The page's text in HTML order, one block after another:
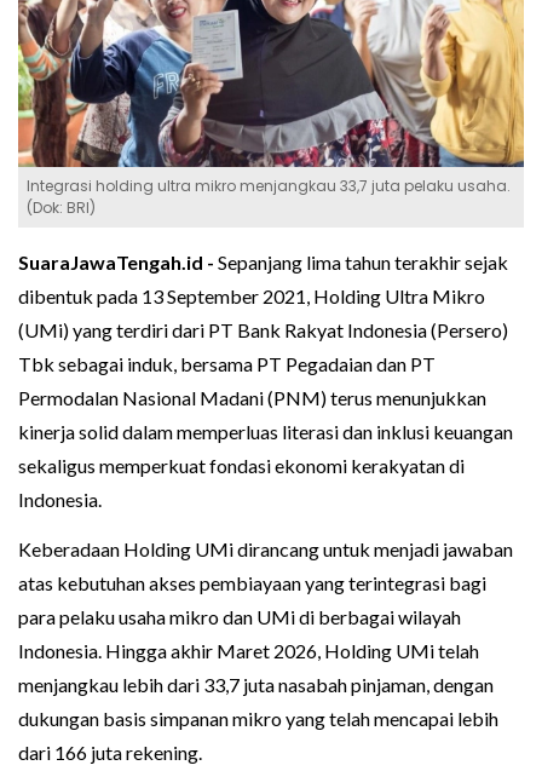
Integrasi holding ultra mikro menjangkau 33,7 juta pelaku usaha.
(Dok: BRI)
SuaraJawaTengah.id - Sepanjang lima tahun terakhir sejak
dibentuk pada 13 September 2021, Holding Ultra Mikro
(UMi) yang terdiri dari PT Bank Rakyat Indonesia (Persero)
Tbk sebagai induk, bersama PT Pegadaian dan PT
Permodalan Nasional Madani (PNM) terus menunjukkan
kinerja solid dalam memperluas literasi dan inklusi keuangan
sekaligus memperkuat fondasi ekonomi kerakyatan di
Indonesia.
Keberadaan Holding UMi dirancang untuk menjadi jawaban
atas kebutuhan akses pembiayaan yang terintegrasi bagi
para pelaku usaha mikro dan UMi di berbagai wilayah
Indonesia. Hingga akhir Maret 2026, Holding UMi telah
menjangkau lebih dari 33,7 juta nasabah pinjaman, dengan
dukungan basis simpanan mikro yang telah mencapai lebih
dari 166 juta rekening.